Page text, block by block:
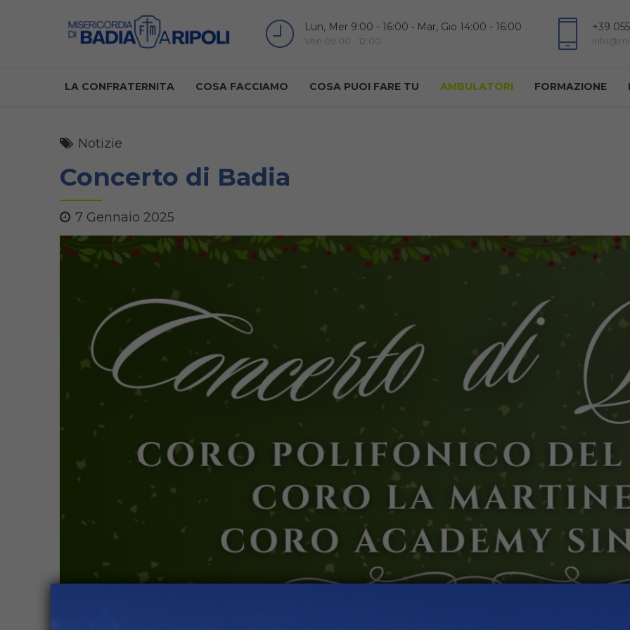
Lun, Mer 9:00 - 16:00 • Mar, Gio 14:00 - 16:00
Ven 09:00 - 12:00
+39
LA CONFRATERNITA COSA FACCIAMO COSA PUOI FARE TU AMBULATORI FORMAZIONE
Notizie
Concerto di Badia
7 Gennaio 2025